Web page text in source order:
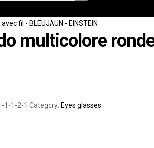
multicolore
1-1-2-1 Category: Eyes glasses